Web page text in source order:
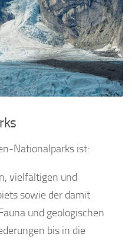
Nationalparks ist:
vielfältigen und
sowie der damit
und geologischen
bis in die